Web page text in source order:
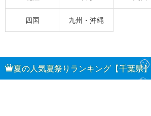
四国 九州・沖縄
夏の人気夏祭りランキング【千葉県】